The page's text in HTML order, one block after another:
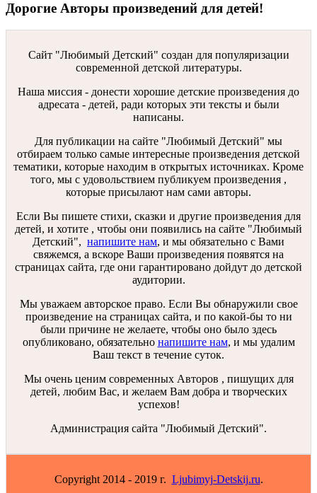
Дорогие Авторы произведений для детей!
Сайт "Любимый Детский" создан для популяризации
современной детской литературы.
Наша миссия - донести хорошие детские произведения до
адресата - детей, ради которых эти тексты и были
написаны.
Для публикации на сайте "Любимый Детский" мы
отбираем только самые интересные произведения детской
тематики, которые находим в открытых источниках. Кроме
того, мы с удовольствием публикуем произведения ,
которые присылают нам сами авторы.
Если Вы пишете стихи, сказки и другие произведения для
детей, и хотите , чтобы они появились на сайте "Любимый
Детский", напишите нам, и мы обязательно с Вами
свяжемся, а вскоре Ваши произведения появятся на
страницах сайта, где они гарантировано дойдут до детской
аудитории.
Мы уважаем авторское право. Если Вы обнаружили свое
произведение на страницах сайта, и по какой-бы то ни
были причине не желаете, чтобы оно было здесь
опубликовано, обязательно напишите нам, и мы удалим
Ваш текст в течение суток.
Мы очень ценим современных Авторов , пишущих для
детей, любим Вас, и желаем Вам добра и творческих
успехов!
Администрация сайта "Любимый Детский".
Copyright 2014 - 2019 г. Ljubimyj-Detskij.ru.